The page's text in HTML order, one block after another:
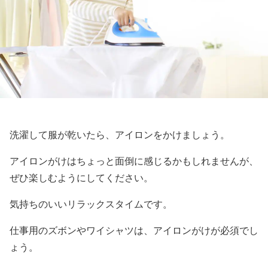
洗濯して服が乾いたら、アイロンをかけましょう。
アイロンがけはちょっと面倒に感じるかもしれませんが、
ぜひ楽しむようにしてください。
気持ちのいいリラックスタイムです。
仕事用のズボンやワイシャツは、アイロンがけが必須でし
ょう。